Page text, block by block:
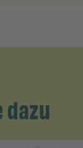
dazu